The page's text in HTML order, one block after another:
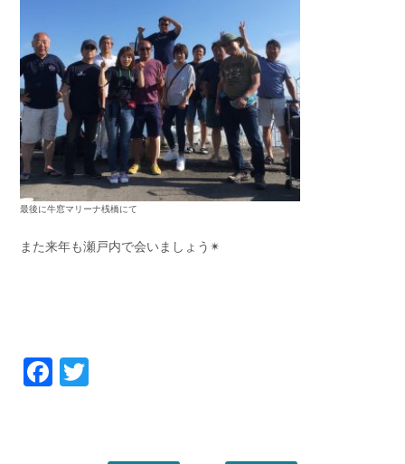
最後に牛窓マリーナ桟橋にて
また来年も瀬戸内で会いましょう✴
Facebook